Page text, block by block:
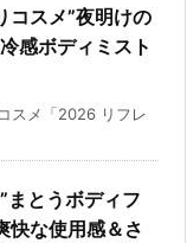
コスメ”夜明けの
感ボディミスト
スメ「2026 リフレ
まとうボディフ
快な使用感＆さ